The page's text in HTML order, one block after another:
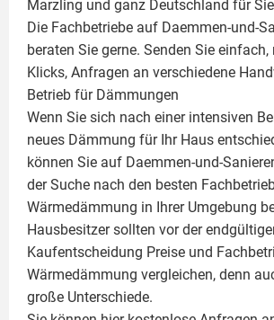
Marzling und ganz Deutschland für
Die Fachbetriebe auf Daemmen-und-
beraten Sie gerne. Senden Sie
Klicks, Anfragen an verschiedene
Betrieb für Dämmungen
Wenn Sie sich nach einer intensiven
neues Dämmung für Ihr Haus
können Sie auf Daemmen-und-
der Suche nach den besten
Wärmedämmung in Ihrer Umgebung
Hausbesitzer sollten vor der
Kaufentscheidung Preise und
Wärmedämmung vergleichen, denn
große Unterschiede.